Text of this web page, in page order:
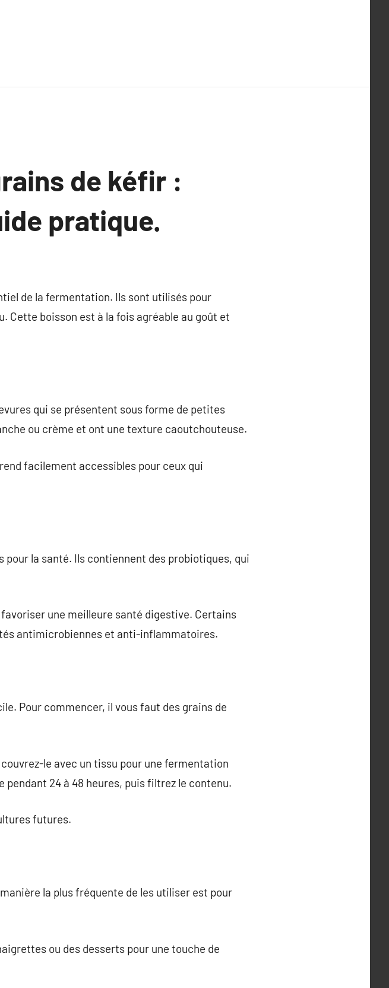
de kéfir :
pratique.
de la fermentation. Ils sont utilisés pour
Cette boisson est à la fois agréable au goût et
qui se présentent sous forme de petites
ou crème et ont une texture caoutchouteuse.
facilement accessibles pour ceux qui
la santé. Ils contiennent des probiotiques, qui
une meilleure santé digestive. Certains
antimicrobiennes et anti-inflammatoires.
Pour commencer, il vous faut des grains de
le avec un tissu pour une fermentation
24 à 48 heures, puis filtrez le contenu.
futures.
la plus fréquente de les utiliser est pour
ou des desserts pour une touche de